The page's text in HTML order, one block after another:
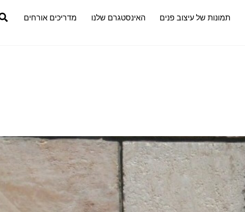
תמונות של עיצוב פנים האינסטגרם שלנו מדריכים אורחים